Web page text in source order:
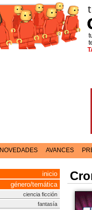
NOVEDADES AVANCES
inicio
género/temática
ciencia ficción
fantasía